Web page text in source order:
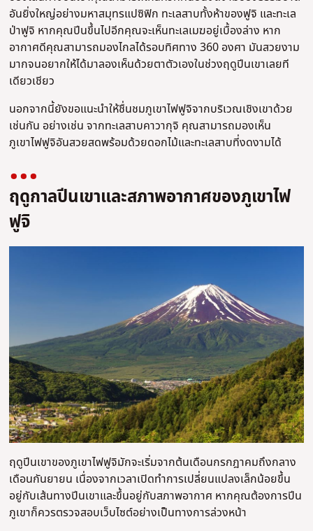
อันยิ่งใหญ่อย่างมหาสมุทรแปซิฟิก ทะเลสาบทั้งห้าของฟูจิ และทะเล
ป่าฟูจิ หากคุณปีนขึ้นไปอีกคุณจะเห็นทะเลเมฆอยู่เบื้องล่าง หาก
อากาศดีคุณสามารถมองไกลได้รอบทิศทาง 360 องศา มันสวยงาม
มากจนอยากให้ได้มาลองเห็นด้วยตาตัวเองในช่วงฤดูปีนเขาเลยที
เดียวเชียว
นอกจากนี้ยังขอแนะนำให้ชื่นชมภูเขาไฟฟูจิจากบริเวณเชิงเขาด้วย
เช่นกัน อย่างเช่น จากทะเลสาบคาวากุจิ คุณสามารถมองเห็น
ภูเขาไฟฟูจิอันสวยสดพร้อมด้วยดอกไม้และทะเลสาบที่งดงามได้
ฤดูกาลปีนเขาและสภาพอากาศของภูเขาไฟ
ฟูจิ
ฤดูปีนเขาของภูเขาไฟฟูจิมักจะเริ่มจากต้นเดือนกรกฎาคมถึงกลาง
เดือนกันยายน เนื่องจากเวลาเปิดทำการเปลี่ยนแปลงเล็กน้อยขึ้น
อยู่กับเส้นทางปีนเขาและขึ้นอยู่กับสภาพอากาศ หากคุณต้องการปีน
ภูเขาก็ควรตรวจสอบเว็บไซต์อย่างเป็นทางการล่วงหน้า